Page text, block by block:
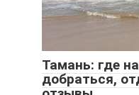
Тамань: где
добраться,